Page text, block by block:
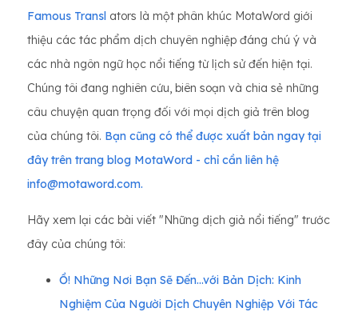
Famous Transl ators là một phân khúc MotaWord giới
thiệu các tác phẩm dịch chuyên nghiệp đáng chú ý và
các nhà ngôn ngữ học nổi tiếng từ lịch sử đến hiện tại.
Chúng tôi đang nghiên cứu, biên soạn và chia sẻ những
câu chuyện quan trọng đối với mọi dịch giả trên blog
của chúng tôi. Bạn cũng có thể được xuất bản ngay tại
đây trên trang blog MotaWord - chỉ cần liên hệ
info@motaword.com.
Hãy xem lại các bài viết "Những dịch giả nổi tiếng" trước
đây của chúng tôi:
Ồ! Những Nơi Bạn Sẽ Đến...với Bản Dịch: Kinh
Nghiệm Của Người Dịch Chuyên Nghiệp Với Tác